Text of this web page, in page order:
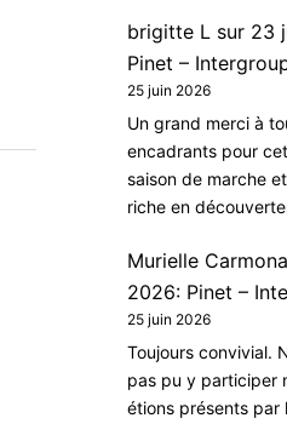
brigitte Lsur 23
Pinet –
25 juin 2026
Un grand merci à
encadrants pour
saison de marche
riche en
Murielle Carmona
2026: Pinet –
25 juin 2026
Toujours convivial.
pas pu y participer
étions présents par